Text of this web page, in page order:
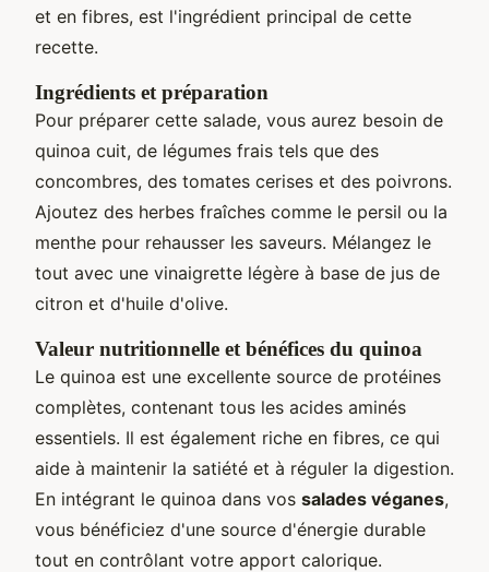
et en fibres, est l'ingrédient principal de cette
recette.
Ingrédients et préparation
Pour préparer cette salade, vous aurez besoin de
quinoa cuit, de légumes frais tels que des
concombres, des tomates cerises et des poivrons.
Ajoutez des herbes fraîches comme le persil ou la
menthe pour rehausser les saveurs. Mélangez le
tout avec une vinaigrette légère à base de jus de
citron et d'huile d'olive.
Valeur nutritionnelle et bénéfices du quinoa
Le quinoa est une excellente source de protéines
complètes, contenant tous les acides aminés
essentiels. Il est également riche en fibres, ce qui
aide à maintenir la satiété et à réguler la digestion.
En intégrant le quinoa dans vos salades véganes,
vous bénéficiez d'une source d'énergie durable
tout en contrôlant votre apport calorique.